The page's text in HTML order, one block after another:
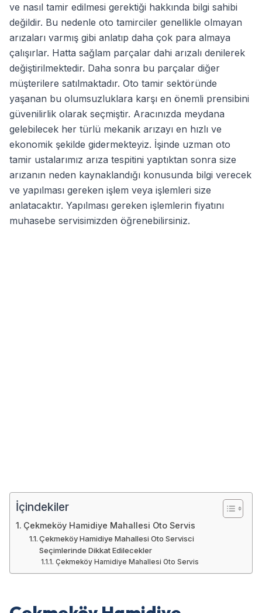
ve nasıl tamir edilmesi gerektiği hakkında bilgi sahibi
değildir. Bu nedenle oto tamirciler genellikle olmayan
arızaları varmış gibi anlatıp daha çok para almaya
çalışırlar. Hatta sağlam parçalar dahi arızalı denilerek
değiştirilmektedir. Daha sonra bu parçalar diğer
müşterilere satılmaktadır. Oto tamir sektöründe
yaşanan bu olumsuzluklara karşı en önemli prensibini
güvenilirlik olarak seçmiştir. Aracınızda meydana
gelebilecek her türlü mekanik arızayı en hızlı ve
ekonomik şekilde gidermekteyiz. İşinde uzman oto
tamir ustalarımız arıza tespitini yaptıktan sonra size
arızanın neden kaynaklandığı konusunda bilgi verecek
ve yapılması gereken işlem veya işlemleri size
anlatacaktır. Yapılması gereken işlemlerin fiyatını
muhasebe servisimizden öğrenebilirsiniz.
İçindekiler
Çekmeköy Hamidiye Mahallesi Oto Servis
Çekmeköy Hamidiye Mahallesi Oto Servisci
Seçimlerinde Dikkat Edilecekler
Çekmeköy Hamidiye Mahallesi Oto Servis